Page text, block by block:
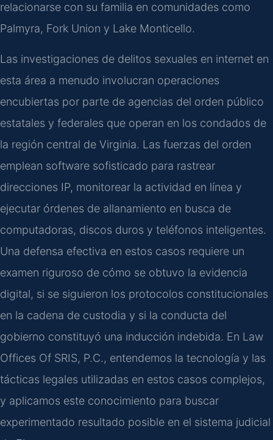
relacionarse con su familia en comunidades como
Palmyra, Fork Union y Lake Monticello.
Las investigaciones de delitos sexuales en internet en
esta área a menudo involucran operaciones
encubiertas por parte de agencias del orden público
estatales y federales que operan en los condados de
la región central de Virginia. Las fuerzas del orden
emplean software sofisticado para rastrear
direcciones IP, monitorear la actividad en línea y
ejecutar órdenes de allanamiento en busca de
computadoras, discos duros y teléfonos inteligentes.
Una defensa efectiva en estos casos requiere un
examen riguroso de cómo se obtuvo la evidencia
digital, si se siguieron los protocolos constitucionales
en la cadena de custodia y si la conducta del
gobierno constituyó una inducción indebida. En Law
Offices Of SRIS, P.C., entendemos la tecnología y las
tácticas legales utilizadas en estos casos complejos,
y aplicamos este conocimiento para buscar
experimentado resultado posible en el sistema judicial